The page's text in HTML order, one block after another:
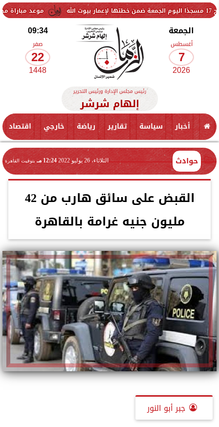
موعد مباراة مصر وإسبانيا
الجمعة
أغسطس
7
2026
09:34
صفر
22
1448
رئيس مجلس الإدارة ورئيس التحرير
إلهام شرشر
أخبار سياسة تقارير رياضة خارجي اقتصاد
حوادث الثلاثاء، 26 يوليو 2022 12:24 مـ بتوقيت القاهرة
القبض على سائق هارب من 42
مليون جنيه غرامة بالقاهرة
جبر أبو النور